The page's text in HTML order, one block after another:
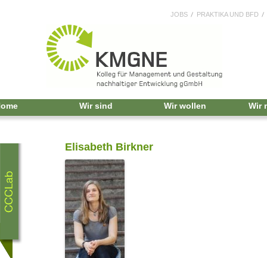
JOBS PRAKTIKA UND BFD
Wir sind Wir wollen Wir
Elisabeth Birkner